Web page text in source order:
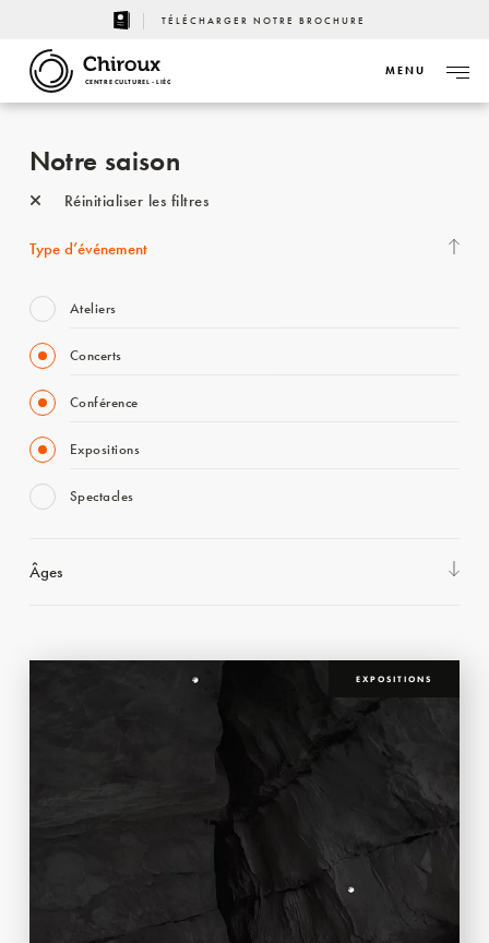
TÉLÉCHARGER NOTRE BROCHURE
CENTRE CULTUREL - LIÈGE
MENU
Notre saison
Réinitialiser les filtres
Type d’événement
Ateliers
Concerts
Conférence
Expositions
Spectacles
Âges
EXPOSITIONS